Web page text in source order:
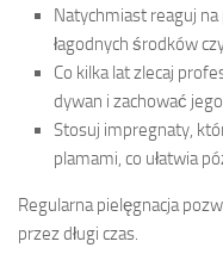
Natychmiast reaguj
łagodnych środków
Co kilka lat zlecaj
dywan i zachować
Stosuj impregnaty,
plamami, co ułatwia
Regularna pielęgnacja
przez długi czas.